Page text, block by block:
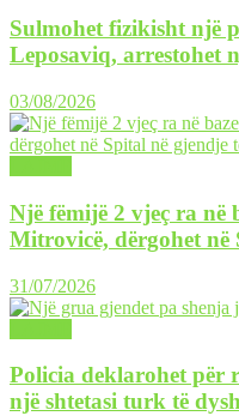
Sulmohet fizikisht një
Leposaviq, arrestohet
03/08/2026
Një fëmijë 2 vjeç ra në
Mitrovicë, dërgohet në
31/07/2026
Policia deklarohet për
një shtetasi turk të